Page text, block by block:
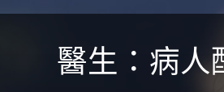
醫生：病人